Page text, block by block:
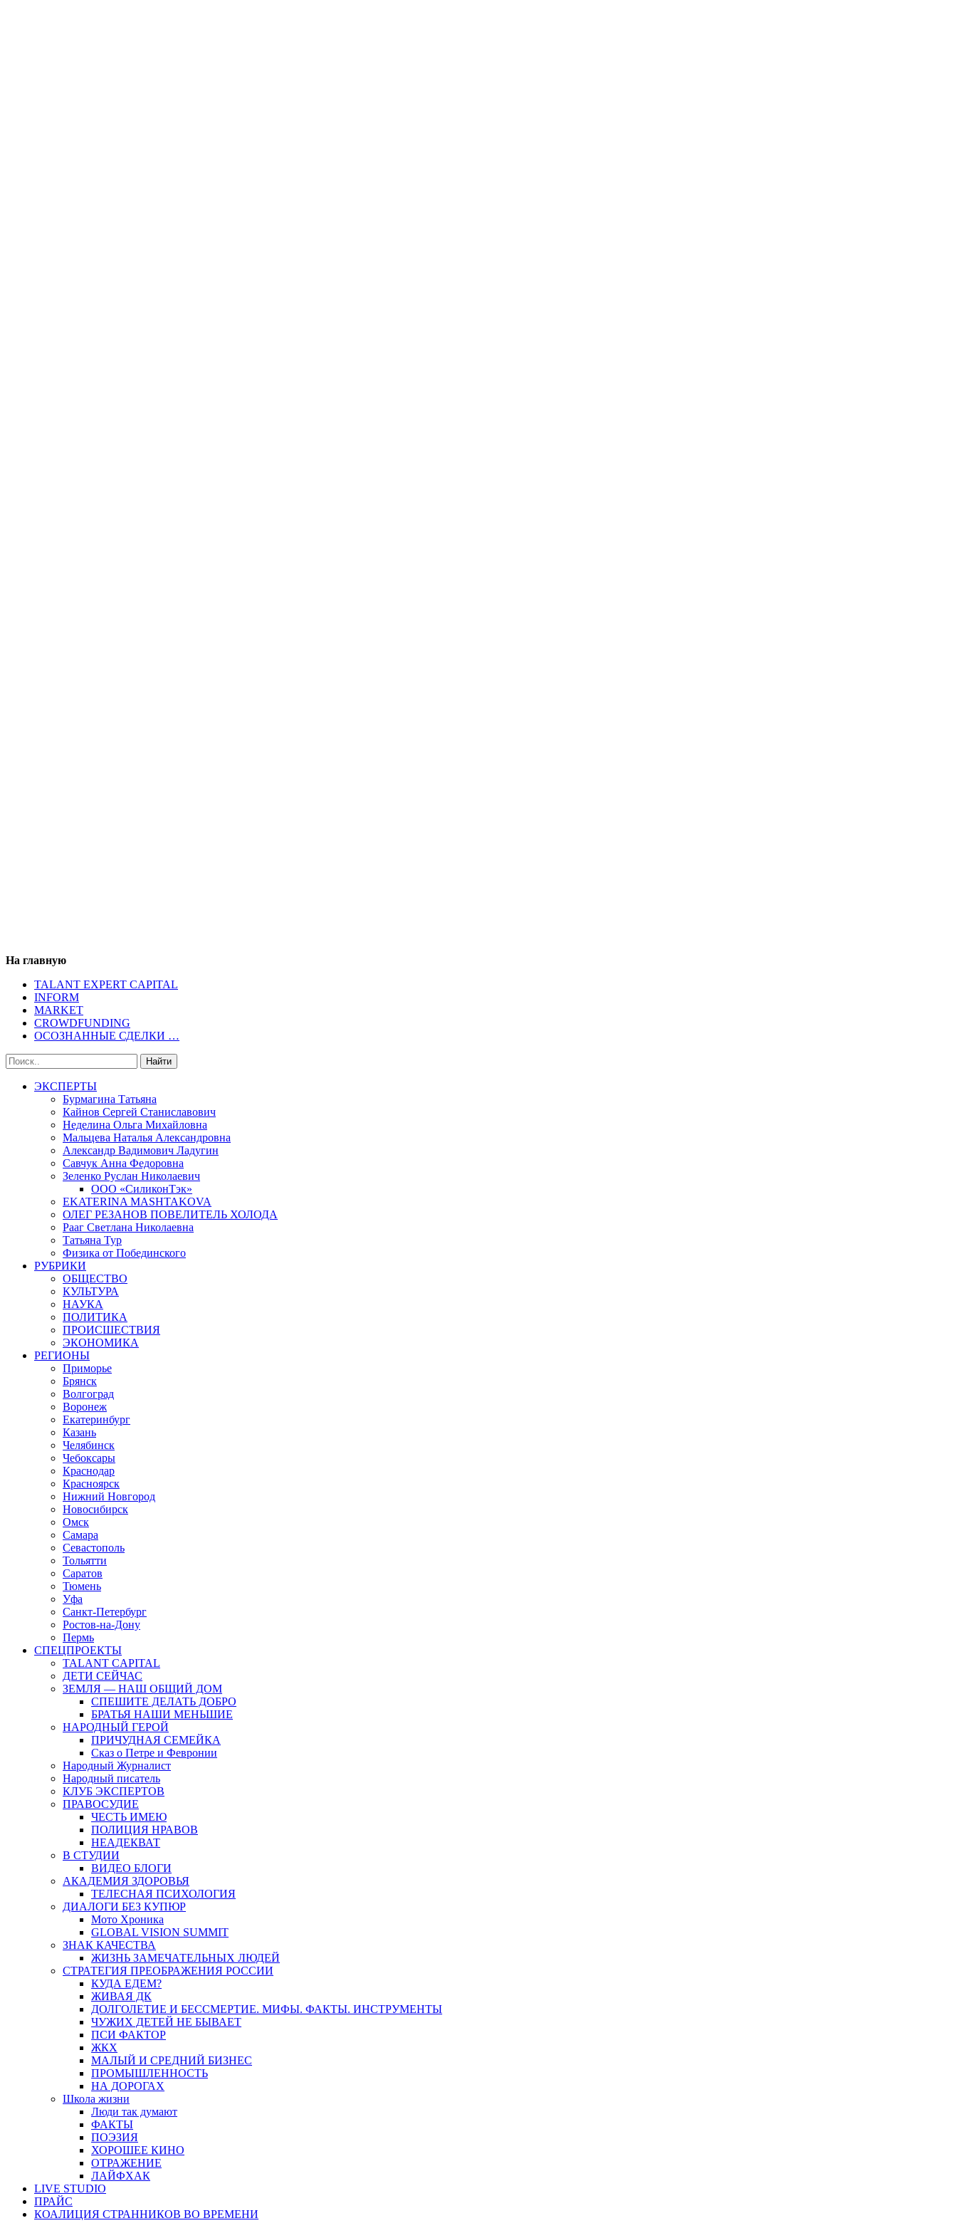
На главную
TALANT EXPERT CAPITAL
INFORM
MARKET
CROWDFUNDING
ОСОЗНАННЫЕ СДЕЛКИ …
ЭКСПЕРТЫ
Бурмагина Татьяна
Кайнов Сергей Станиславович
Неделина Ольга Михайловна
Мальцева Наталья Александровна
Александр Вадимович Ладугин
Савчук Анна Федоровна
Зеленко Руслан Николаевич
ООО «СиликонТэк»
EKATERINA MASHTAKOVA
ОЛЕГ РЕЗАНОВ ПОВЕЛИТЕЛЬ ХОЛОДА
Рааг Светлана Николаевна
Татьяна Тур
Физика от Побединского
РУБРИКИ
ОБЩЕСТВО
КУЛЬТУРА
НАУКА
ПОЛИТИКА
ПРОИСШЕСТВИЯ
ЭКОНОМИКА
РЕГИОНЫ
Приморье
Брянск
Волгоград
Воронеж
Екатеринбург
Казань
Челябинск
Чебоксары
Краснодар
Красноярск
Нижний Новгород
Новосибирск
Омск
Самара
Севастополь
Тольятти
Саратов
Тюмень
Уфа
Санкт-Петербург
Ростов-на-Дону
Пермь
СПЕЦПРОЕКТЫ
TALANT CAPITAL
ДЕТИ СЕЙЧАС
ЗЕМЛЯ — НАШ ОБЩИЙ ДОМ
СПЕШИТЕ ДЕЛАТЬ ДОБРО
БРАТЬЯ НАШИ МЕНЬШИЕ
НАРОДНЫЙ ГЕРОЙ
ПРИЧУДНАЯ СЕМЕЙКА
Сказ о Петре и Февронии
Народный Журналист
Народный писатель
КЛУБ ЭКСПЕРТОВ
ПРАВОСУДИЕ
ЧЕСТЬ ИМЕЮ
ПОЛИЦИЯ НРАВОВ
НЕАДЕКВАТ
В СТУДИИ
ВИДЕО БЛОГИ
АКАДЕМИЯ ЗДОРОВЬЯ
ТЕЛЕСНАЯ ПСИХОЛОГИЯ
ДИАЛОГИ БЕЗ КУПЮР
Мото Хроника
GLOBAL VISION SUMMIT
ЗНАК КАЧЕСТВА
ЖИЗНЬ ЗАМЕЧАТЕЛЬНЫХ ЛЮДЕЙ
СТРАТЕГИЯ ПРЕОБРАЖЕНИЯ РОССИИ
КУДА ЕДЕМ?
ЖИВАЯ ДК
ДОЛГОЛЕТИЕ И БЕССМЕРТИЕ. МИФЫ. ФАКТЫ. ИНСТРУМЕНТЫ
ЧУЖИХ ДЕТЕЙ НЕ БЫВАЕТ
ПСИ ФАКТОР
ЖКХ
МАЛЫЙ И СРЕДНИЙ БИЗНЕС
ПРОМЫШЛЕННОСТЬ
НА ДОРОГАХ
Школа жизни
Люди так думают
ФАКТЫ
ПОЭЗИЯ
ХОРОШЕЕ КИНО
ОТРАЖЕНИЕ
ЛАЙФХАК
LIVE STUDIO
ПРАЙС
КОАЛИЦИЯ СТРАННИКОВ ВО ВРЕМЕНИ